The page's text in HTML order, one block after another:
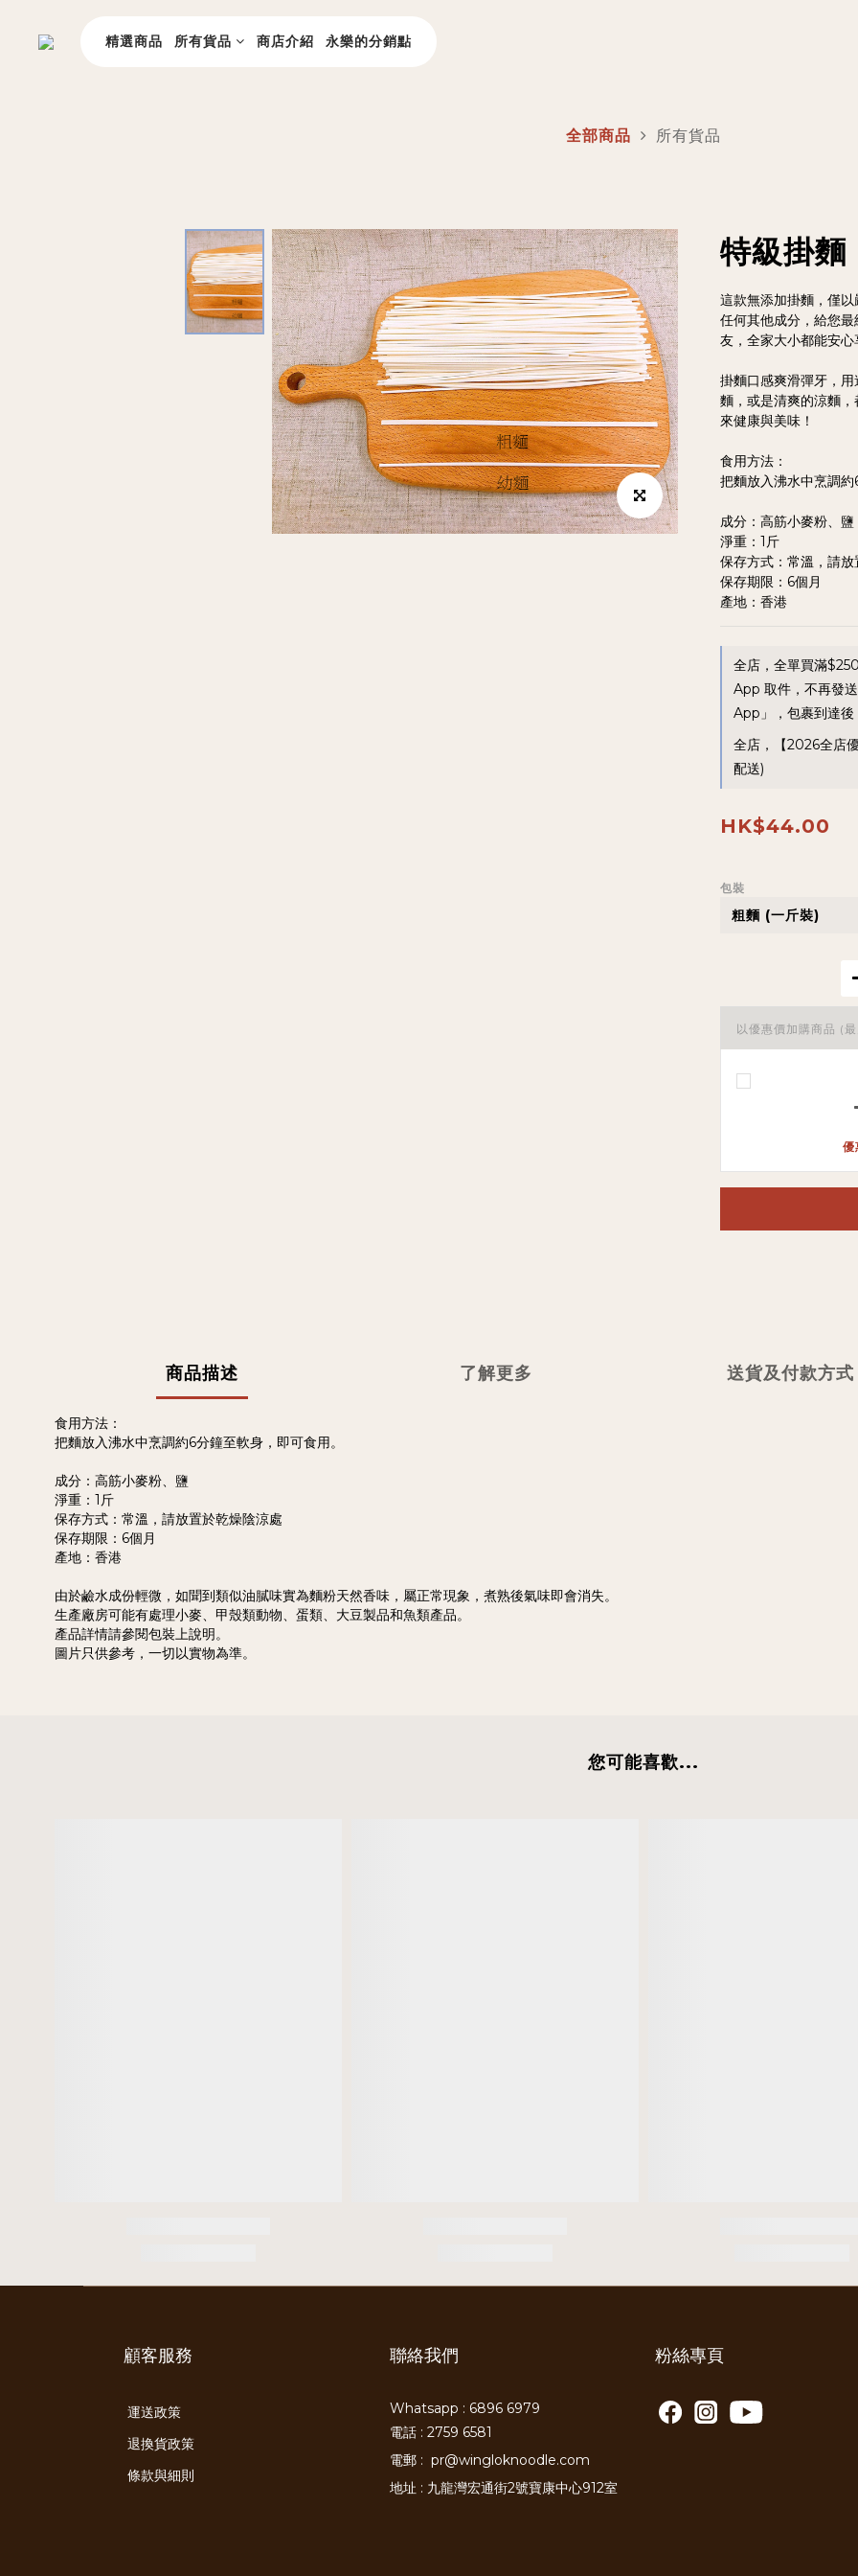
精選商品 所有貨品 商店介紹 永樂的分銷點
全部商品 所有貨品
特級掛麵
這款無添加掛麵，僅
任何其他成分，給您
友，全家大小都能安
掛麵口感爽滑彈牙，
麵，或是清爽的涼麵
來健康與美味！
食用方法：
把麵放入沸水中烹調
成分：高筋小麥粉、鹽
淨重：1斤
保存方式：常溫，請
保存期限：6個月
產地：香港
全店，全單買滿
App 取件，不再發
App」，包裹到達
全店，【2026全店
配送)
HK$44.00
包裝
以優惠價加購商品 (
商品描述 了解更多 送貨及付款方式
食用方法：
把麵放入沸水中烹調約6分鐘至軟身，即可食用。
成分：高筋小麥粉、鹽
淨重：1斤
保存方式：常溫，請放置於乾燥陰涼處
保存期限：6個月
產地：香港
由於鹼水成份輕微，如聞到類似油膩味實為麵粉天然香味，屬正常現象，煮熟後氣味即會消失。
生產廠房可能有處理小麥、甲殼類動物、蛋類、大豆製品和魚類產品。
產品詳情請參閱包裝上說明。
圖片只供參考，一切以實物為準。
您可能喜歡...
顧客服務
運送政策
退換貨政策
條款與細則
聯絡我們
Whatsapp : 6896 6979
電話 : 2759 6581
電郵 : pr@wingloknoodle.com
地址 : 九龍灣宏通街2號寶康中心912室
粉絲專頁